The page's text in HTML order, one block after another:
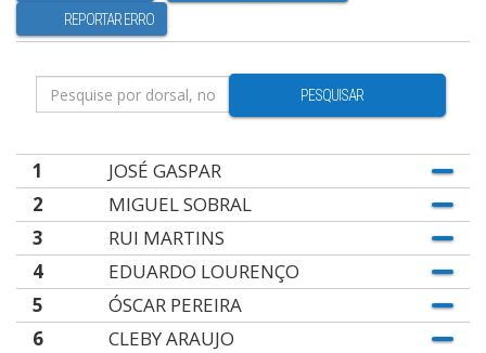
REPORTAR ERRO
PESQUISAR
1
JOSÉ GASPAR
2
MIGUEL SOBRAL
3
RUI MARTINS
4
EDUARDO LOURENÇO
5
ÓSCAR PEREIRA
6
CLEBY ARAUJO